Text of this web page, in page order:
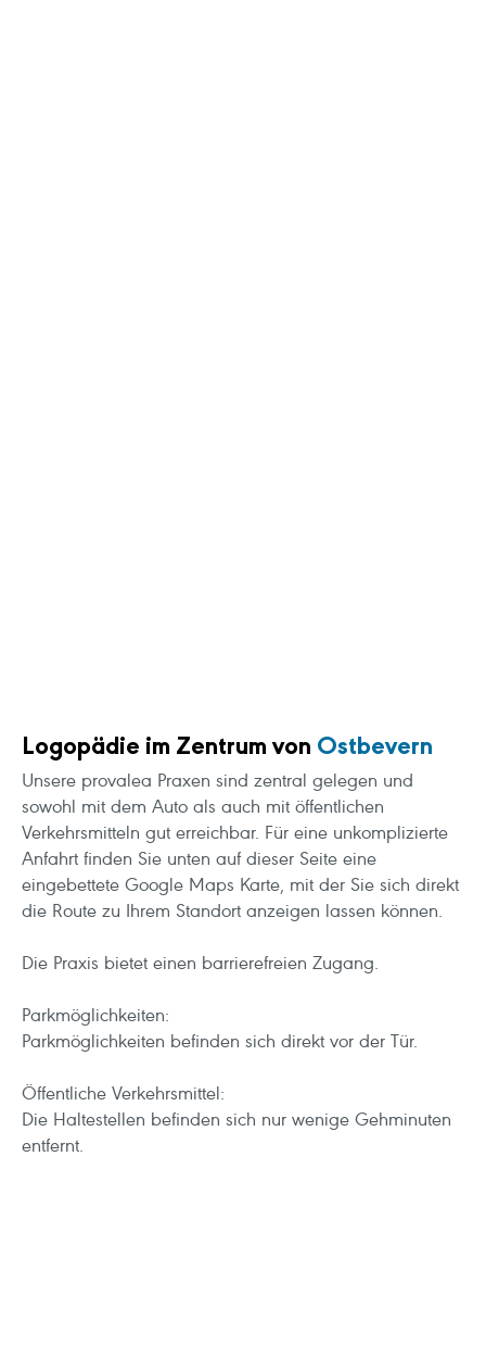
Logopädie im Zentrum von Ostbevern
Unsere provalea Praxen sind zentral gelegen und
sowohl mit dem Auto als auch mit öffentlichen
Verkehrsmitteln gut erreichbar. Für eine unkomplizierte
Anfahrt finden Sie unten auf dieser Seite eine
eingebettete Google Maps Karte, mit der Sie sich direkt
die Route zu Ihrem Standort anzeigen lassen können.
Die Praxis bietet einen barrierefreien Zugang.
Parkmöglichkeiten:
Parkmöglichkeiten befinden sich direkt vor der Tür.
Öffentliche Verkehrsmittel:
Die Haltestellen befinden sich nur wenige Gehminuten
entfernt.